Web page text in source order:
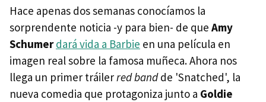
Hace apenas dos semanas conocíamos la
sorprendente noticia -y para bien- de que Amy
Schumer dará vida a Barbie en una película en
imagen real sobre la famosa muñeca. Ahora nos
llega un primer tráilerred bandde 'Snatched', la
nueva comedia que protagoniza junto a Goldie